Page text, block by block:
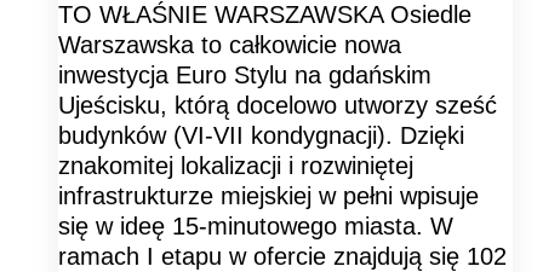
TO WŁAŚNIE WARSZAWSKA Osiedle
Warszawska to całkowicie nowa
inwestycja Euro Stylu na gdańskim
Ujeścisku, którą docelowo utworzy sześć
budynków (VI-VII kondygnacji). Dzięki
znakomitej lokalizacji i rozwiniętej
infrastrukturze miejskiej w pełni wpisuje
się w ideę 15-minutowego miasta. W
ramach I etapu w ofercie znajdują się 102